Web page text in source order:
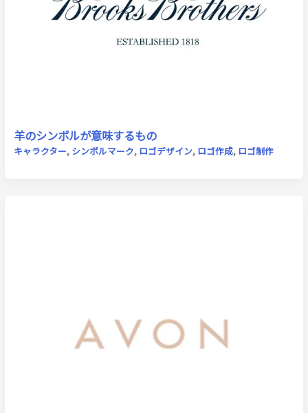
羊のシンボルが意味するもの
キャラクター, シンボルマーク, ロゴデザイン, ロゴ作成, ロゴ制作